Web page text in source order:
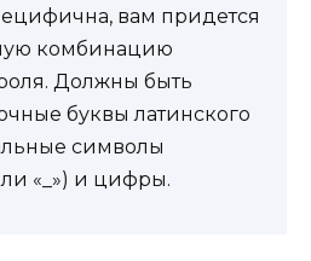
вам придется
комбинацию
Должны быть
буквы латинского
символы
«_») и цифры.